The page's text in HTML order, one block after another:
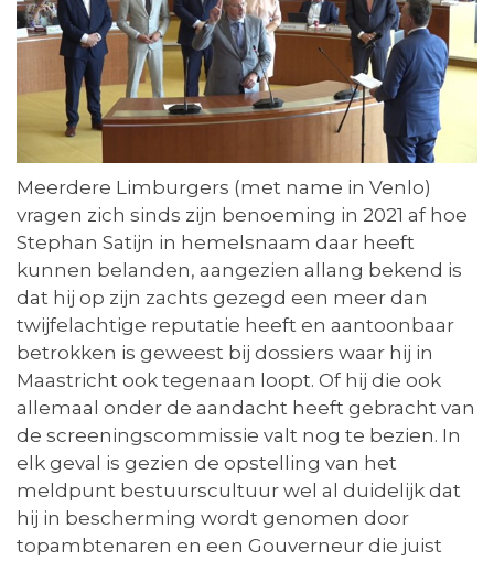
Meerdere Limburgers (met name in Venlo)
vragen zich sinds zijn benoeming in 2021 af hoe
Stephan Satijn in hemelsnaam daar heeft
kunnen belanden, aangezien allang bekend is
dat hij op zijn zachts gezegd een meer dan
twijfelachtige reputatie heeft en aantoonbaar
betrokken is geweest bij dossiers waar hij in
Maastricht ook tegenaan loopt. Of hij die ook
allemaal onder de aandacht heeft gebracht van
de screeningscommissie valt nog te bezien. In
elk geval is gezien de opstelling van het
meldpunt bestuurscultuur wel al duidelijk dat
hij in bescherming wordt genomen door
topambtenaren en een Gouverneur die juist